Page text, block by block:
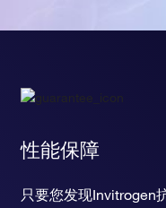
性能保障
只要您发现Invitrogen